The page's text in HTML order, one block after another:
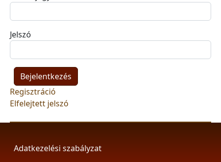
Jelszó
Regisztráció
Elfelejtett jelszó
Footer
Adatkezelési szabályzat